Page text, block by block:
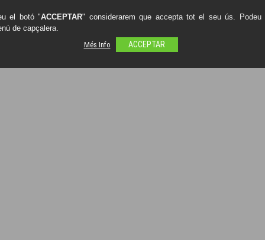
el botó "ACCEPTAR" considerarem que accepta tot el seu ús.
de capçalera.
Més Info
ACCEPTAR